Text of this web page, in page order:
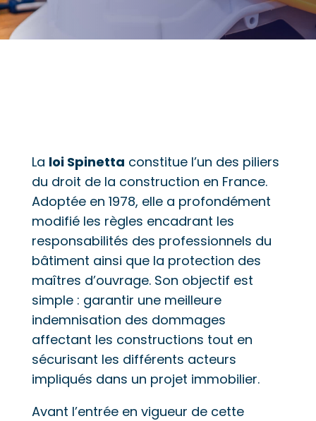
La loi Spinetta constitue l’un des piliers
du droit de la construction en France.
Adoptée en 1978, elle a profondément
modifié les règles encadrant les
responsabilités des professionnels du
bâtiment ainsi que la protection des
maîtres d’ouvrage. Son objectif est
simple : garantir une meilleure
indemnisation des dommages
affectant les constructions tout en
sécurisant les différents acteurs
impliqués dans un projet immobilier.
Avant l’entrée en vigueur de cette